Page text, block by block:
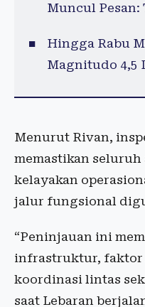
Muncul
Hingga Rabu
Magnitudo 4,5
Menurut Rivan,
memastikan seluruh
kelayakan
jalur fungsional
“Peninjauan ini
infrastruktur, faktor
koordinasi lintas
saat Lebaran